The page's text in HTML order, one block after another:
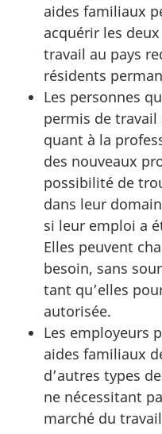
aides familiaux
acquérir les
travail au pays
résidents
Les personnes
permis de
quant à la
des nouveaux
possibilité de
dans leur
si leur emploi a
Elles peuvent
besoin, sans
tant qu’elles
autorisée.
Les employeurs
aides familiaux
d’autres types
ne nécessitant
marché du